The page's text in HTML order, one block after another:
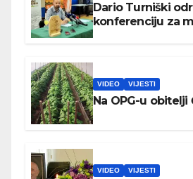
Dario Turniški
konferenciju za
VIDEO VIJESTI
Na OPG-u obitelji
VIDEO VIJESTI